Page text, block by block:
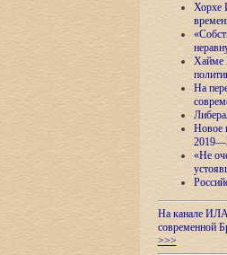
Хорхе
Хайме
На
Новое
«Не
На канале ИЛА
современной
>>>